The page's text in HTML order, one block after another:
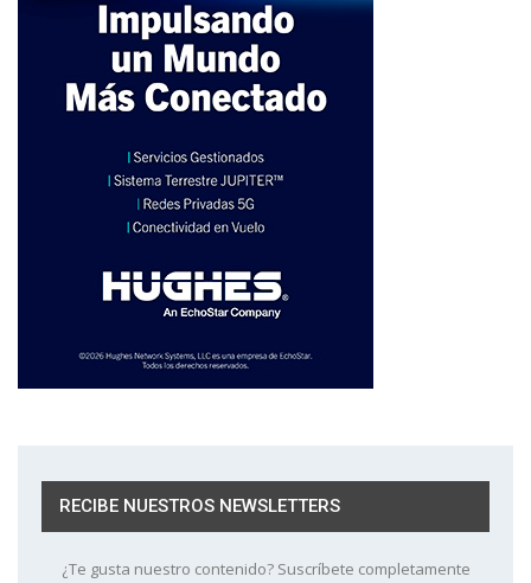
RECIBE NUESTROS NEWSLETTERS
¿Te gusta nuestro contenido? Suscríbete completamente